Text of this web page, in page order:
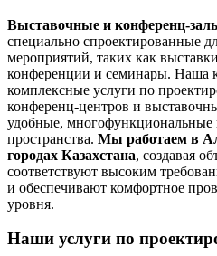
Выставочные и конференц-
специально спроектированные
мероприятий, таких как
конференции и семинары. Наша
комплексные услуги по
конференц-центров и
удобные, многофункциональные
пространства. Мы работаем в
городах Казахстана, создавая
соответствуют высоким
и обеспечивают комфортное
уровня.
Наши услуги по